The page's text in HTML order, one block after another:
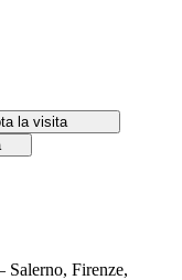
la visita
Salerno, Firenze,